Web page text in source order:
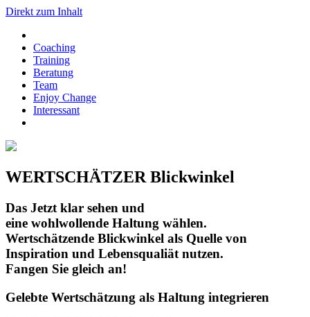
Direkt zum Inhalt
Coaching
Training
Beratung
Team
Enjoy Change
Interessant
WERTSCHÄTZER Blickwinkel
Das Jetzt klar sehen und
eine wohlwollende Haltung wählen.
Wertschätzende Blickwinkel als Quelle von
Inspiration und Lebensqualiät nutzen.
Fangen Sie gleich an!
Gelebte Wertschätzung als Haltung integrieren